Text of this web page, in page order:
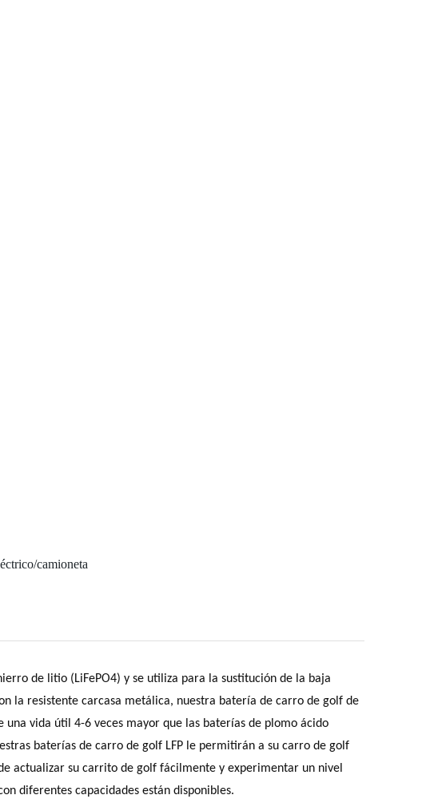
camioneta
de litio (LiFePO4) y se utiliza para la sustitución de la baja
la resistente carcasa metálica, nuestra batería de carro de golf de
vida útil 4-6 veces mayor que las baterías de plomo ácido
baterías de carro de golf LFP le permitirán a su carro de golf
actualizar su carrito de golf fácilmente y experimentar un nivel
diferentes capacidades están disponibles.